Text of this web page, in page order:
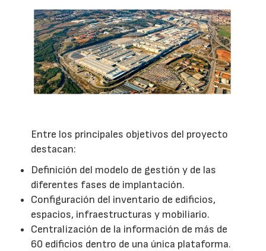
Entre los principales objetivos del proyecto
destacan:
Definición del modelo de gestión y de las
diferentes fases de implantación.
Configuración del inventario de edificios,
espacios, infraestructuras y mobiliario.
Centralización de la información de más de
60 edificios dentro de una única plataforma.